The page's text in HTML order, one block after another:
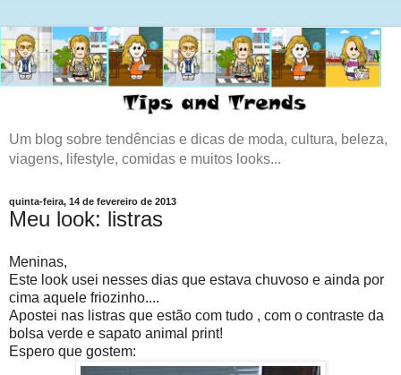
Um blog sobre tendências e dicas de moda, cultura, beleza,
viagens, lifestyle, comidas e muitos looks...
quinta-feira, 14 de fevereiro de 2013
Meu look: listras
Meninas,
Este look usei nesses dias que estava chuvoso e ainda por
cima aquele friozinho....
Apostei nas listras que estão com tudo , com o contraste da
bolsa verde e sapato animal print!
Espero que gostem: